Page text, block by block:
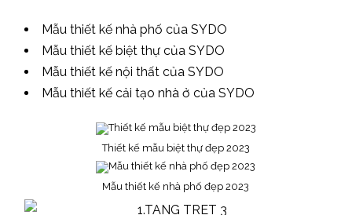
Mẫu thiết kế nhà phố của SYDO
Mẫu thiết kế biệt thự của SYDO
Mẫu thiết kế nội thất của SYDO
Mẫu thiết kế cải tạo nhà ở của SYDO
Thiết kế mẫu biệt thự đẹp 2023
Mẫu thiết kế nhà phố đẹp 2023